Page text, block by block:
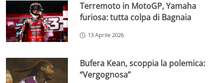
Terremoto in MotoGP, Yamaha
furiosa: tutta colpa di Bagnaia
13 Aprile 2026
Bufera Kean, scoppia la polemica:
“Vergognosa”